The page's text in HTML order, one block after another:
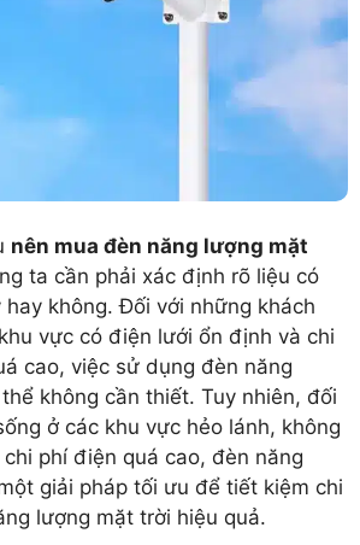
nên mua đèn năng lượng mặt
ta cần phải xác định rõ liệu có
hay không. Đối với những khách
vực có điện lưới ổn định và chi
cao, việc sử dụng đèn năng
không cần thiết. Tuy nhiên, đối
ở các khu vực hẻo lánh, không
phí điện quá cao, đèn năng
giải pháp tối ưu để tiết kiệm chi
lượng mặt trời hiệu quả.